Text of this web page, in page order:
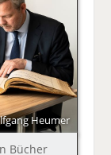
Heumer
Bücher